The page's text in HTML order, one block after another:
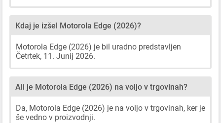
Kdaj je izšel Motorola Edge (2026)?
Motorola Edge (2026) je bil uradno predstavljen
Četrtek, 11. Junij 2026.
Ali je Motorola Edge (2026) na voljo v trgovinah?
Da, Motorola Edge (2026) je na voljo v trgovinah, ker je
še vedno v proizvodnji.